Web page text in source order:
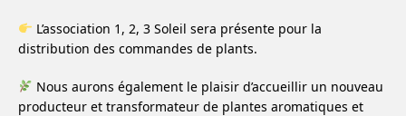
L’association 1, 2, 3 Soleil sera présente pour la
distribution des commandes de plants.
Nous aurons également le plaisir d’accueillir un nouveau
producteur et transformateur de plantes aromatiques et